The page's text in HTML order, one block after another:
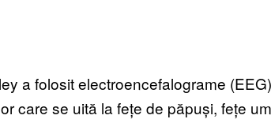
a folosit electroencefalograme
care se uită la fețe de păpuși, fețe